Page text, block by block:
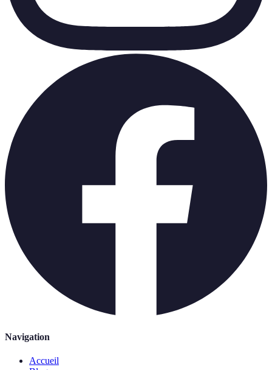
Navigation
Accueil